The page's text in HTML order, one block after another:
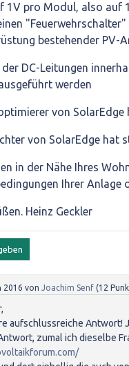
1V pro Modul, also auf
bestehender PV-
der DC-Leitungen
werden
von SolarEdge
von SolarEdge hat
in der Nähe Ihres
Ihrer
Heinz Geckler
2016 von Joachim Senf (12
aufschlussreiche Antwort!
zumal ich dieselbe